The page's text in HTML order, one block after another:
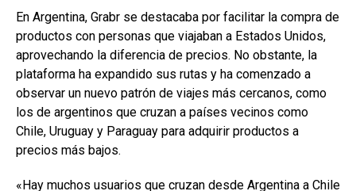
En Argentina, Grabr se destacaba por facilitar la compra de
productos con personas que viajaban a Estados Unidos,
aprovechando la diferencia de precios. No obstante, la
plataforma ha expandido sus rutas y ha comenzado a
observar un nuevo patrón de viajes más cercanos, como
los de argentinos que cruzan a países vecinos como
Chile, Uruguay y Paraguay para adquirir productos a
precios más bajos.
«Hay muchos usuarios que cruzan desde Argentina a Chile